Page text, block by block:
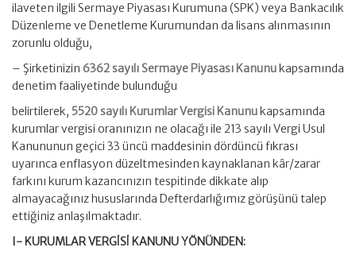
ilaveten ilgili Sermaye Piyasası Kurumuna (SPK) veya Bankacılık
Düzenleme ve Denetleme Kurumundan da lisans alınmasının
zorunlu olduğu,
– Şirketinizin 6362 sayılı Sermaye Piyasası Kanunukapsamında
denetim faaliyetinde bulunduğu
belirtilerek, 5520 sayılı Kurumlar Vergisi Kanunukapsamında
kurumlar vergisi oranınızın ne olacağı ile 213 sayılı Vergi Usul
Kanununun geçici 33 üncü maddesinin dördüncü fıkrası
uyarınca enflasyon düzeltmesinden kaynaklanan kâr/zarar
farkını kurum kazancınızın tespitinde dikkate alıp
almayacağınız hususlarında Defterdarlığımız görüşünü talep
ettiğiniz anlaşılmaktadır.
I- KURUMLAR VERGİSİ KANUNU YÖNÜNDEN: